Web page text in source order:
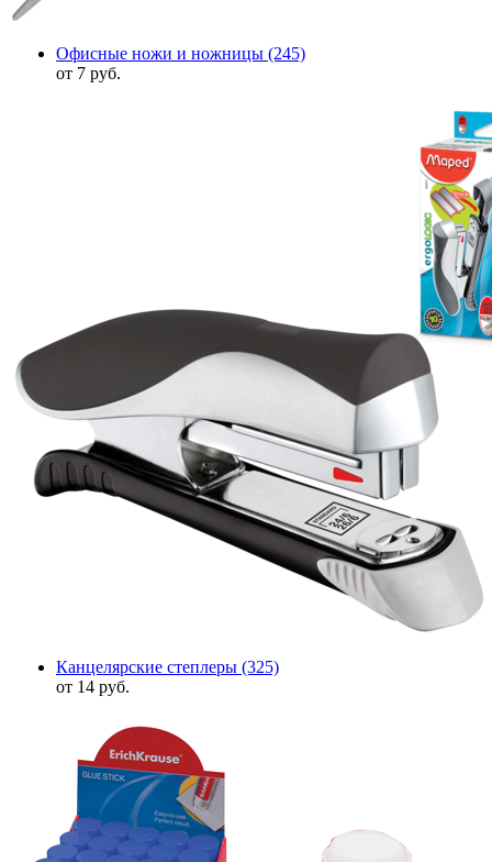
Офисные ножи и ножницы (245)
от 7 руб.
Канцелярские степлеры (325)
от 14 руб.